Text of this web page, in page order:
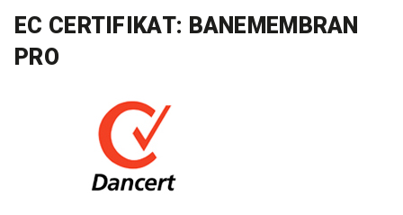
Spartelmasse ”Mix”
Fliseklæber "Fix"
Primere / Bindere
FORBRUGSBEREGNER
Om Alfix
NYHEDER & ARTIKLER
EC CERTIFIKAT: BANEMEMBRAN
PRO